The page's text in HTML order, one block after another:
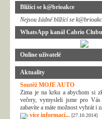
Blížící se k@brioakce
Nejsou žádné blížící se
WhatsApp kanál Cabrio Clubu
Online uživatelé
Aktuality
Soutěž MOJE AUTO
Zima je na krku a abychom si
večery, vymysleli jsme pro
zabavíte a máte možnost vyhrát i
více informací... [27.10.2014]